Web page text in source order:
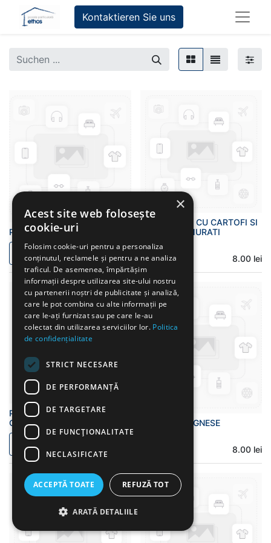
Kontaktieren Sie uns
PULPE DE PUI CU SALATA
8.00lei
PIEPT DE PUI CU CARTOFI SI
GOGOSARI MURATI
8.00 lei
PASTE CU SOS DE ROSII SI
CASCAVAL
8.00
PASTE BOLOGNESE
8.00 lei
×
Acest site web folosește
cookie-uri
Folosim cookie-uri pentru a personaliza
conținutul, reclamele și pentru a ne analiza
traficul. De asemenea, împărtășim
informații despre utilizarea site-ului nostru
cu partenerii noștri de publicitate și analiză,
care le pot combina cu alte informații pe
care le-ați furnizat sau pe care le-au
colectat din utilizarea serviciilor lor. Politica
de confidențialitate
STRICT NECESARE
DE PERFORMANȚĂ
DE TARGETARE
DE FUNCŢIONALITATE
NECLASIFICATE
ACCEPTĂ TOATE REFUZĂ TOT
ARATĂ DETALIILE